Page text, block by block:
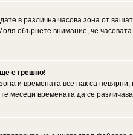
в различна часова зона от
обърнете внимание, че часовата
е грешно!
и времената все пак са
месеци времената да се